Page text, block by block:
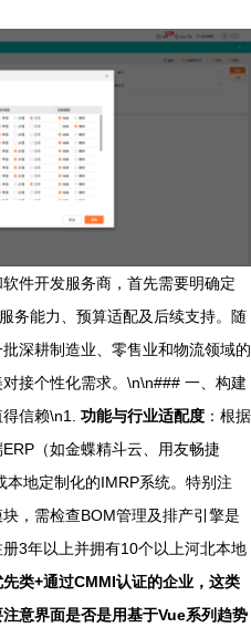
件开发服务商，首先需要明确定
务能力、预算适配及后续支持。随
深耕制造业、零售业和物流领域的
接个性化需求。\n\n### 一、构建
信赖\n1. 功能与行业适配度 ：根据
（如金蝶精斗云、用友畅捷
地定制化的IMRP系统。特别注
，需检查BOM管理及排产引擎是
册3年以上并拥有10个以上河北本地
先类+通过CMMI认证的企业，这类
意界面是否是用基于Vue系列趋势